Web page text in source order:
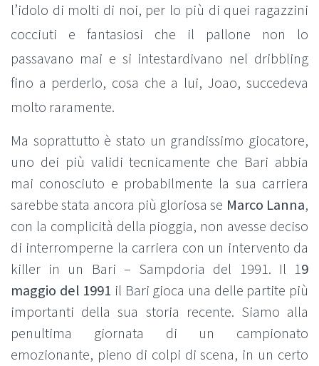
l’idolo di molti di noi, per lo più di quei ragazzini
cocciuti e fantasiosi che il pallone non lo
passavano mai e si intestardivano nel dribbling
fino a perderlo, cosa che a lui, Joao, succedeva
molto raramente.
Ma soprattutto è stato un grandissimo giocatore,
uno dei più validi tecnicamente che Bari abbia
mai conosciuto e probabilmente la sua carriera
sarebbe stata ancora più gloriosa se Marco Lanna,
con la complicità della pioggia, non avesse deciso
di interromperne la carriera con un intervento da
killer in un Bari – Sampdoria del 1991. Il 19
maggio del 1991 il Bari gioca una delle partite più
importanti della sua storia recente. Siamo alla
penultima giornata di un campionato
emozionante, pieno di colpi di scena, in un certo